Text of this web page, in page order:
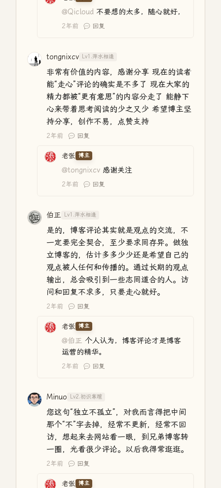
@Qicloud 不要想的太多，随心就好，
2年前 回复
tongnixcv Lv1.萍水相逢
非常有价值的内容，感谢分享 现在的读者
能“走心”评论的确实是不多了 现在大家的
精力都被“更有意思”的内容分走了 能静下
心来带着思考阅读的少之又少 希望博主坚
持分享，创作不易，点赞支持
2年前 回复
老张 博主
@tongnixcv 感谢关注
2年前 回复
伯正 Lv1.萍水相逢
是的，博客评论其实就是观点的交流，不
一定要完全契合，至少要求同存异。做独
立博客的，估计多多少少还是希望自己的
观点被人任何和传播的。通过长期的观点
输出，总会吸引到一些志同道合的人。访
问和回复不求多，只要走心就好。
2年前 回复
老张 博主
@伯正 个人认为，博客评论才是博客
运营的精华。
2年前 回复
Minuo Lv2.初识寒暄
您这句“独立不孤立”，对我而言得把中间
那个“不”字去掉，经常不更新，经常不回
访，想起来去网站看一眼，到兄弟博客转
一圈，光看很少评论。以后我得常逛逛。
2年前 回复
老张 博主